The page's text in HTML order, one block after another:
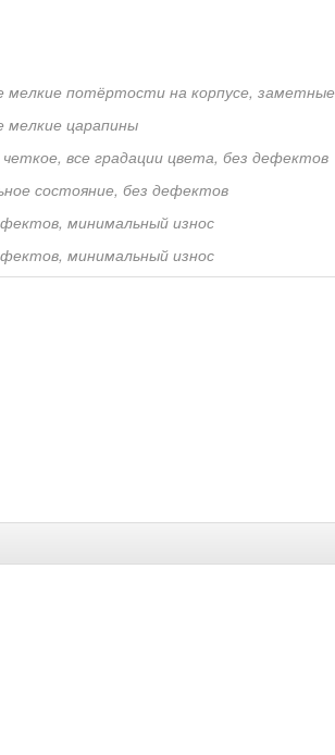
мелкие потёртости на корпусе,
мелкие царапины
четкое, все градации цвета, без дефектов
состояние, без дефектов
минимальный износ
минимальный износ